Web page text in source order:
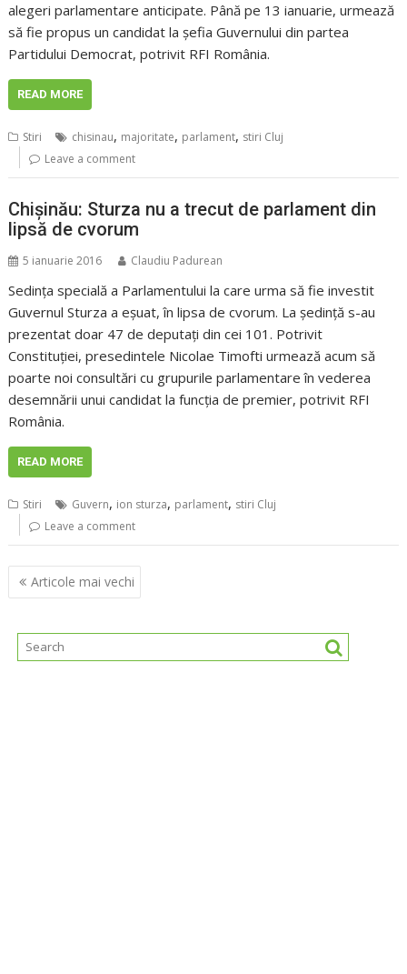
alegeri parlamentare anticipate. Până pe 13 ianuarie, urmează
să fie propus un candidat la șefia Guvernului din partea
Partidului Democrat, potrivit RFI România.
READ MORE
Stiri chisinau, majoritate, parlament, stiri Cluj
Leave a comment
Chișinău: Sturza nu a trecut de parlament din
lipsă de cvorum
5 ianuarie 2016 Claudiu Padurean
Sedința specială a Parlamentului la care urma să fie investit
Guvernul Sturza a eșuat, în lipsa de cvorum. La ședință s-au
prezentat doar 47 de deputați din cei 101. Potrivit
Constituției, presedintele Nicolae Timofti urmează acum să
poarte noi consultări cu grupurile parlamentare în vederea
desemnării unui candidat la funcția de premier, potrivit RFI
România.
READ MORE
Stiri Guvern, ion sturza, parlament, stiri Cluj
Leave a comment
Navigare
în
Articole mai vechi